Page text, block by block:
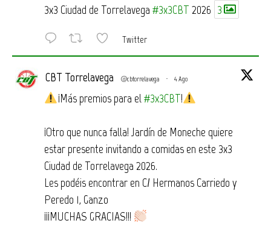
3x3 Ciudad de Torrelavega#3x3CBT 2026 3
Twitter
CBT Torrelavega @cbtorrelavega · 4 Ago
¡Más premios para el#3x3CBT!
¡Otro que nunca falla! Jardín de Moneche quiere
estar presente invitando a comidas en este 3x3
Ciudad de Torrelavega 2026.
Les podéis encontrar en C/ Hermanos Carriedo y
Peredo 1, Ganzo
¡¡¡MUCHAS GRACIAS!!!